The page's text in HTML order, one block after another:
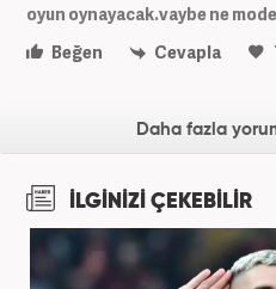
oyun oynayacak.vaybe ne
Beğen
Cevapla
Daha fazla
İLGİNİZİ ÇEKEBİLİR